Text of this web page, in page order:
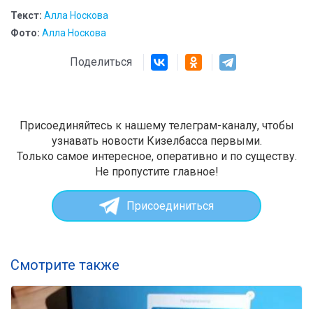
Текст: Алла Носкова
Фото: Алла Носкова
Поделиться
Присоединяйтесь к нашему телеграм-каналу, чтобы
узнавать новости Кизелбасса первыми.
Только самое интересное, оперативно и по существу.
Не пропустите главное!
Присоединиться
Смотрите также